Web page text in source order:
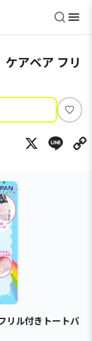
アベア フリ
い
ね
X
リル付きトートバ